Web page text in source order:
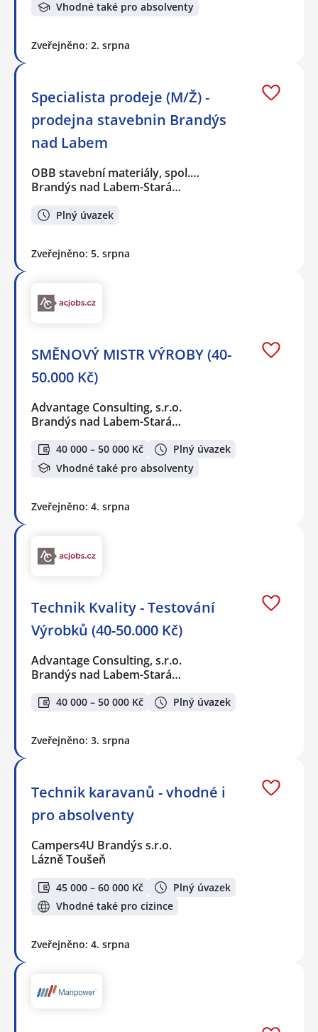
Vhodné také pro absolventy
Zveřejněno: 2. srpna
Specialista prodeje (M/Ž) -
prodejna stavebnin Brandýs
nad Labem
OBB stavební materiály, spol.…
Brandýs nad Labem-Stará…
Plný úvazek
Zveřejněno: 5. srpna
SMĚNOVÝ MISTR VÝROBY (40-
50.000 Kč)
Advantage Consulting, s.r.o.
Brandýs nad Labem-Stará…
40 000 – 50 000 Kč
Plný úvazek
Vhodné také pro absolventy
Zveřejněno: 4. srpna
Technik Kvality - Testování
Výrobků (40-50.000 Kč)
Advantage Consulting, s.r.o.
Brandýs nad Labem-Stará…
40 000 – 50 000 Kč Plný úvazek
Zveřejněno: 3. srpna
Technik karavanů - vhodné i
pro absolventy
Campers4U Brandýs s.r.o.
Lázně Toušeň
45 000 – 60 000 Kč
Plný úvazek
Vhodné také pro cizince
Zveřejněno: 4. srpna